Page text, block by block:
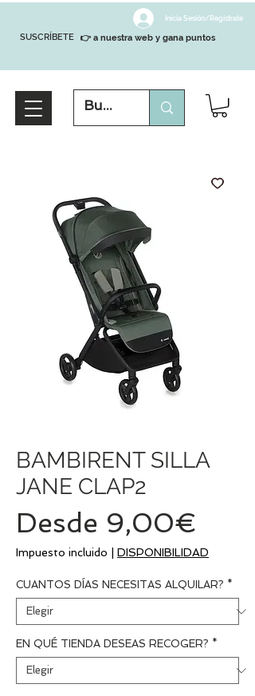
SUSCRÍBETE
Inicia Sesión/Regístrate
👉 a nuestra web y gana puntos
BAMBIRENT SILLA
JANE CLAP2
Desde 9,00€
de
Impuesto incluido DISPONIBILIDAD
CUANTOS DÍAS NECESITAS ALQUILAR? *
EN QUÉ TIENDA DESEAS RECOGER? *